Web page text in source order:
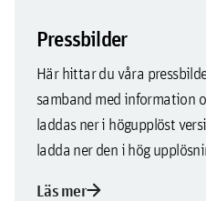
Pressbilder
Här hittar du våra
samband med information
laddas ner i högupplöst
ladda ner den i hög
Läs merarrow_forward